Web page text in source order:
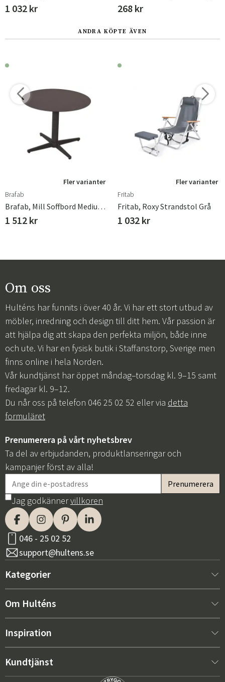
1 032 kr 268 kr
ANDRA KÖPTE ÄVEN
Fler varianter
Brafab
Brafab, Mill Soffbord Medium 60 Cm Anthracite
1 512 kr
Fler varianter
Fritab
Fritab, Roxy Strandstol Grå
1 032 kr
Om oss
Hulténs har funnits i över 40 år. Vi har ett stort utbud av
möbler, inredning och design till ditt hem. Vår passion är
att hjälpa dig att skapa den perfekta miljön, både inne
och ute. Vi har en fysisk butik i Staffanstorp, Sverige men
finns online i hela Norden.
Vår kundtjänst har öppet måndag–torsdag kl. 9–15 samt
fredagar kl. 9–12.
Du når oss på telefon 046 25 02 52 eller via detta
formuläret
Prenumerera på vårt nyhetsbrev
Ta del av erbjudanden, produktlanseringar och
kampanjer först av alla!
Jag godkännervillkoren
046 - 25 02 52
support@hultens.se
Kategorier
Nytt hos oss
Inredning
Utemöbler
Om Hulténs
Om Hulténs
Säljavdelning
Inspiration
Bästsäljare
Kundtjänst